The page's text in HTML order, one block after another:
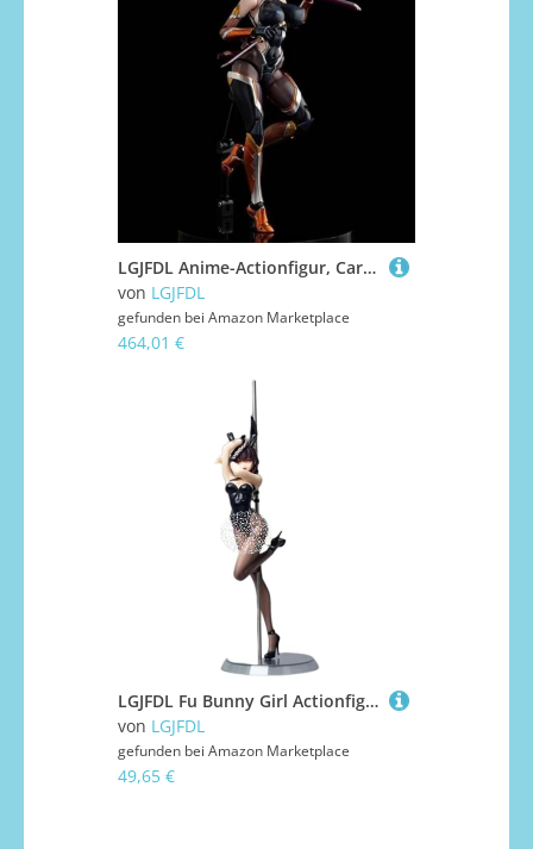
LGJFDL Anime-Actionfigur, Cartoon-Charakter, realistisches Sammlermodell, Spielzeug für Erwachsene, 16 cm
von LGJFDL
gefunden bei Amazon Marketplace
464,01 €
LGJFDL Fu Bunny Girl Actionfigur/Anime-Figur/bemaltes Charaktermodell/Spielzeugmodell/PVC/Anime-Sammelobjekt, 30 cm
von LGJFDL
gefunden bei Amazon Marketplace
49,65 €